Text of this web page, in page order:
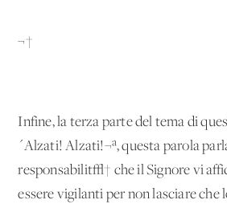
¬†
Infine, la terza parte del tema di
´Alzati! Alzati!¬ª, questa parola
responsabilit√† che il Signore vi
essere vigilanti per non lasciare che